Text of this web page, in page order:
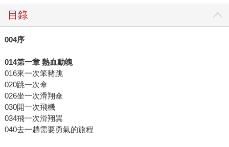
目錄
004序
014第一章 熱血動魄
016來一次笨豬跳
020跳一次傘
026坐一次滑翔傘
030開一次飛機
034飛一次滑翔翼
040去一趟需要勇氣的旅程